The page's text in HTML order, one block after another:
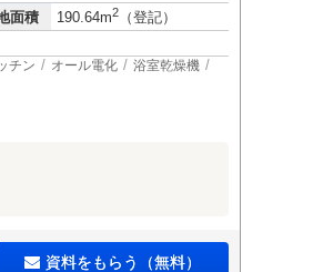
面積 190.64m2
（登記）
チン オール電化 浴室乾燥機
資料をもらう（無料）